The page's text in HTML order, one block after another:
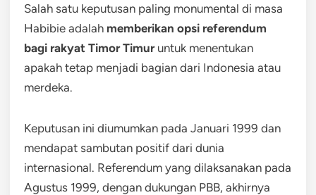
Salah satu keputusan paling monumental di masa
Habibie adalah memberikan opsi referendum
bagi rakyat Timor Timuruntuk menentukan
apakah tetap menjadi bagian dari Indonesia atau
merdeka.
Keputusan ini diumumkan pada Januari 1999 dan
mendapat sambutan positif dari dunia
internasional. Referendum yang dilaksanakan pada
Agustus 1999, dengan dukungan PBB, akhirnya